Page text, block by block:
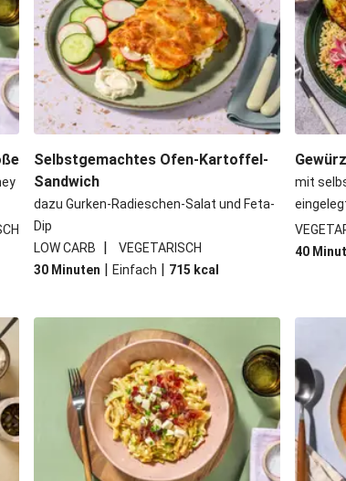
mit Kartoffeln und Salat
und Babyspinat
Frikadelle mit Zwiebelsoße
Selbstgemachtes Ofen-Kartoffel-
Sandwich
dazu Gurken-Radieschen-Salat und Feta-
Dip
LOW CARB
|
VEGETARISCH
30 Minuten | Einfach | 715 kcal
mit
40